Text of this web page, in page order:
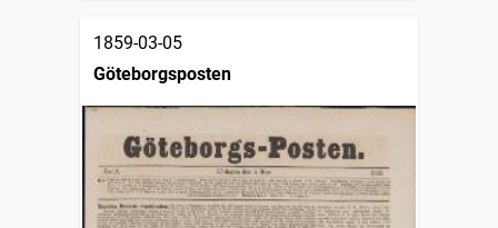
1859-03-05
Göteborgsposten